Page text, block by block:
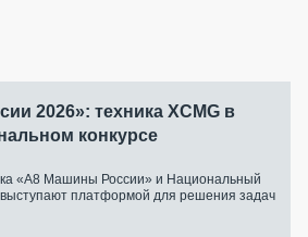
2026»: техника XCMG в
конкурсе
«А8 Машины России» и Национальный
выступают платформой для решения задач